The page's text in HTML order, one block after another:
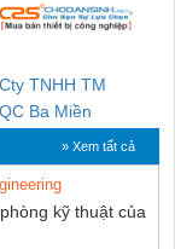
Cty TNHH TM
QC Ba Miền
» Xem tất cả
kỹ thuật của